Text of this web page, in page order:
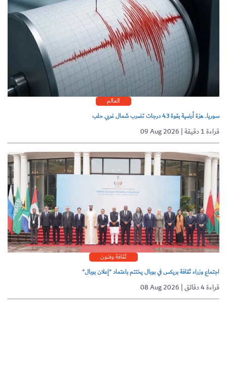
العالم
سوريا.. هزة أرضية بقوة 4.3 درجات تضرب شمال غربي حلب
09 Aug 2026 | قراءة 1 دقيقة
ثقافة وفنون
اجتماع وزراء ثقافة بريكس في بوبال يختتم باعتماد "إعلان بوبال"
08 Aug 2026 | قراءة 4 دقائق